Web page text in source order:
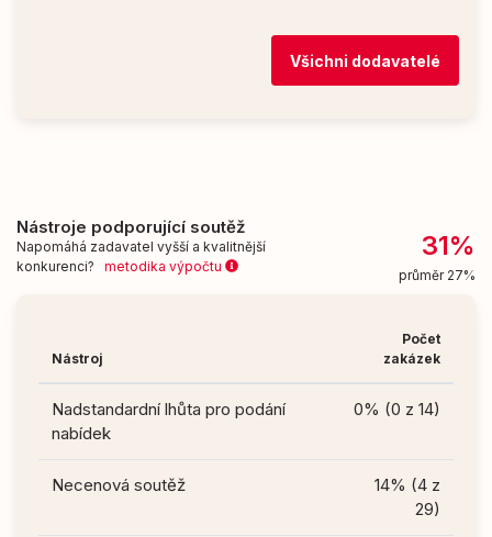
Všichni dodavatelé
Nástroje podporující soutěž
Napomáhá zadavatel vyšší a kvalitnější
konkurenci? metodika výpočtu
31%
průměr 27%
Nástroj
Počet
zakázek
Nadstandardní lhůta pro podání
nabídek
0% (0 z 14)
Necenová soutěž
14% (4 z
29)